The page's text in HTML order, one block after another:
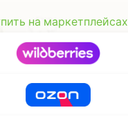
на маркетплейсах